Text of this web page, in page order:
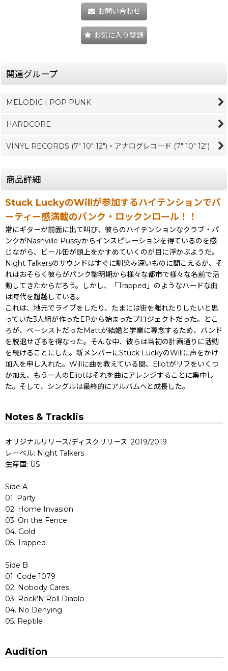
お問い合わせ
お気に入り登録
関連グループ
MELODIC | POP PUNK
HARDCORE
VINYL RECORDS (7" 10" 12")・アナログレコード (7" 10" 12")
商品詳細
Stuck LuckyのWillが参加するハイテンションでパ
ーティー感満載のパンク・ロックンロール！！
常にギターが前面に出て叫び、彼らのハイテンションなクラブ・パ
ンクがNashville Pussyからインスピレーションを得ているのを感
じながら、ビール缶が頭上をかすめていくのが目に浮かぶようだ。
Night Talkersのサウンドはすぐに馴染み深いものに聞こえるが、そ
れはおそらく彼らがパンク黎明期から様々な都市で様々な名前で活
動してきたからだろう。しかし、「Trapped」のようなハードな曲
は時代を超越している。
これは、地元でライブをしたり、たまには街を離れたりしたいと思
っていた3人組が作ったEPから始まったプロジェクトだった。とこ
ろが、ベーシストだったMattが結婚と学業に専念するため、バンド
を脱退せざるを得なった。そんな中、彼らは当初の計画通りに活動
を続けることにした。新メンバーにStuck LuckyのWillに声をかけ
加入を申し入れた。Willに曲を教えている間、Eliotがリフをいくつ
か加え、もう一人のEliotはそれを曲にアレンジすることに集中し
た。そして、シングルは最終的にアルバムへと成長した。
Notes & Tracklis
オリジナルリリース/ディスクリリース: 2019/2019
レーベル: Night Talkers
生産国: US
Side A
01. Party
02. Home Invasion
03. On the Fence
04. Gold
05. Trapped
Side B
01. Code 1079
02. Nobody Cares
03. Rock'N'Roll Diablo
04. No Denying
05. Reptile
Audition